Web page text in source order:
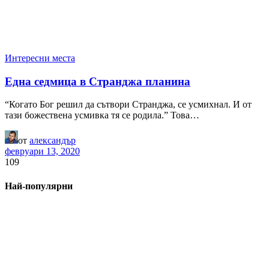
Интересни места
Една седмица в Странджа планина
“Когато Бог решил да сътвори Странджа, се усмихнал. И от
тази божествена усмивка тя се родила.” Това…
от александър
февруари 13, 2020
109
Най-популярни